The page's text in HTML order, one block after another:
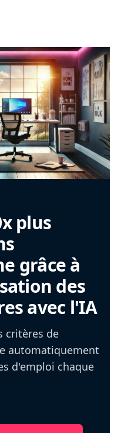
plus
grâce à
des
avec l'IA
critères de
automatiquement
d'emploi chaque